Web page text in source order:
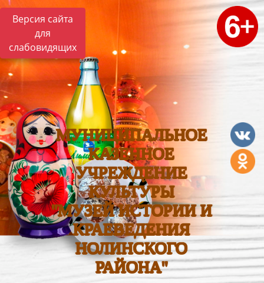
Версия сайта
для
слабовидящих
МУНИЦИПАЛЬНОЕ
КАЗЕННОЕ
УЧРЕЖДЕНИЕ
КУЛЬТУРЫ
"МУЗЕЙ ИСТОРИИ И
КРАЕВЕДЕНИЯ
НОЛИНСКОГО
РАЙОНА"